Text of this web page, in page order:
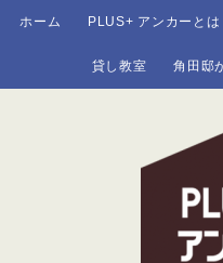
ホーム PLUS+ アンカーとは
貸し教室 角田邸